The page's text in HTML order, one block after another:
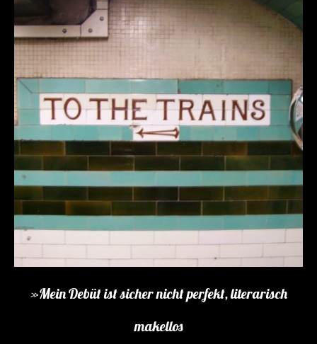
»Mein Debüt ist sicher nicht perfekt, literarisch
makellos